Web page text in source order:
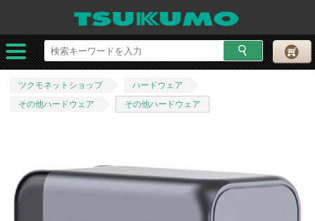
ツクモネットショップ
ハードウェア
その他ハードウェア
その他ハードウェア